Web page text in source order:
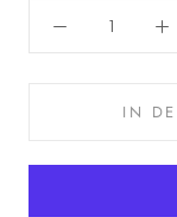
IN